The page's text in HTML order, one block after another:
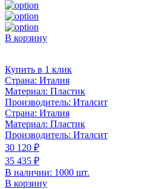
В корзину
Купить в 1 клик
Страна: Италия
Материал: Пластик
Производитель: Италсит
Страна: Италия
Материал: Пластик
Производитель: Италсит
30 120 ₽
35 435 ₽
В наличии: 1000 шт.
В корзину